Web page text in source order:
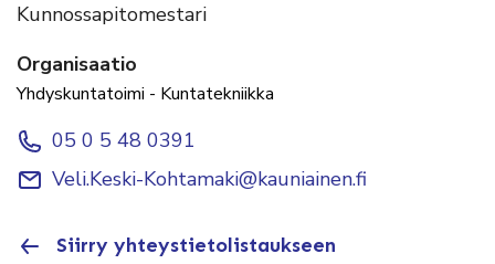
Kunnossapitomestari
Organisaatio
Yhdyskuntatoimi - Kuntatekniikka
05 0 5 48 0391
Veli.Keski-Kohtamaki@kauniainen.fi
Siirry yhteystietolistaukseen